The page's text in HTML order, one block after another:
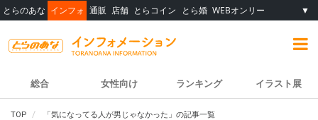
とらのあな インフォ 通販 店舗 とらコイン とら婚 WEBオンリー ▼
総合 女性向け ランキング イラスト展
TOP 「気になってる人が男じゃなかった」の記事一覧